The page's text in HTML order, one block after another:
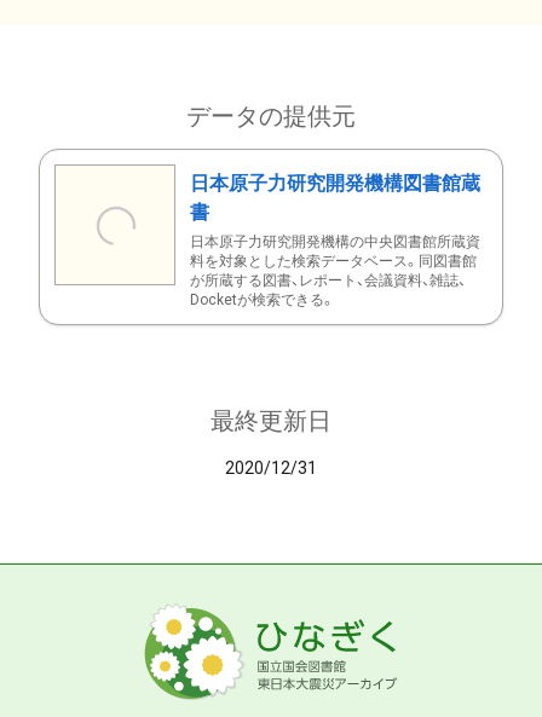
データの提供元
日本原子力研究開発機構図書館蔵
書
日本原子力研究開発機構の中央図書館所蔵資
料を対象とした検索データベース。同図書館
が所蔵する図書、レポート、会議資料、雑誌、
Docketが検索できる。
最終更新日
2020/12/31